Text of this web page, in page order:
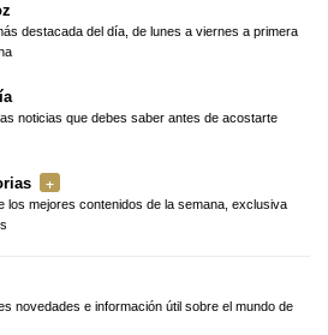
destacada del día, de lunes a viernes a primera
noticias que debes saber antes de acostarte
los mejores contenidos de la semana, exclusiva
novedades e información útil sobre el mundo de